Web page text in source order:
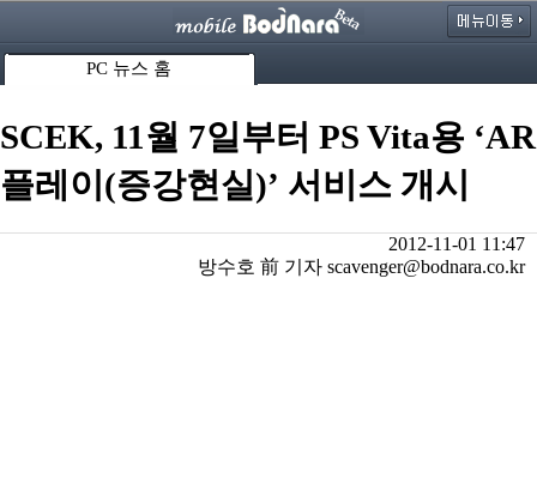
PC 뉴스 홈
SCEK, 11월 7일부터 PS Vita용 ‘AR
플레이(증강현실)’ 서비스 개시
2012-11-01 11:47
방수호 前 기자 scavenger@bodnara.co.kr